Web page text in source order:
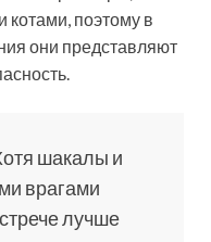
поэтому в
они представляют
шакалы и
врагами
лучше